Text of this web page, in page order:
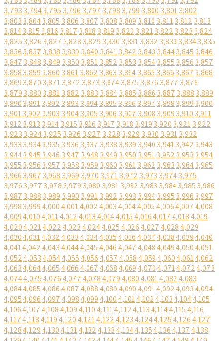
3,793 3,7943,795 3,796 3,797 3,798 3,799 3,800 3,8013,802
3,803 3,8043,805 3,806 3,807 3,808 3,809 3,810 3,8113,812 3,813
3,8143,815 3,816 3,817 3,818 3,819 3,820 3,8213,822 3,823 3,824
3,825 3,826 3,827 3,828 3,829 3,830 3,8313,832 3,833 3,8343,835
3,836 3,837 3,838 3,839 3,840 3,8413,842 3,843 3,8443,845 3,846
3,847 3,848 3,849 3,850 3,8513,852 3,853 3,8543,855 3,856 3,857
3,858 3,859 3,860 3,8613,862 3,863 3,8643,865 3,866 3,867 3,868
3,869 3,870 3,8713,872 3,873 3,8743,875 3,876 3,877 3,878
3,879 3,880 3,8813,882 3,883 3,8843,885 3,886 3,887 3,888 3,889
3,890 3,8913,892 3,893 3,8943,895 3,896 3,897 3,898 3,899 3,900
3,9013,902 3,903 3,9043,905 3,906 3,907 3,908 3,909 3,910 3,911
3,912 3,913 3,9143,915 3,916 3,917 3,918 3,919 3,920 3,9213,922
3,923 3,9243,925 3,926 3,927 3,928 3,929 3,930 3,9313,932
3,933 3,9343,935 3,936 3,937 3,938 3,939 3,940 3,9413,942 3,943
3,9443,945 3,946 3,947 3,948 3,949 3,950 3,9513,952 3,953 3,954
3,955 3,956 3,957 3,958 3,959 3,960 3,9613,962 3,963 3,9643,965
3,966 3,967 3,968 3,969 3,970 3,9713,972 3,973 3,9743,975
3,976 3,977 3,978 3,979 3,980 3,9813,982 3,983 3,9843,985 3,986
3,987 3,988 3,989 3,990 3,9913,992 3,993 3,9943,995 3,996 3,997
3,998 3,9994,0004,0014,0024,0034,0044,0054,0064,0074,008
4,0094,0104,0114,0124,0134,0144,0154,0164,0174,0184,019
4,0204,0214,0224,0234,0244,0254,0264,0274,0284,029
4,0304,0314,0324,0334,0344,0354,0364,0374,0384,0394,040
4,0414,0424,0434,0444,0454,0464,0474,0484,0494,0504,051
4,0524,0534,0544,0554,0564,0574,0584,0594,0604,0614,062
4,0634,0644,0654,0664,0674,0684,0694,0704,0714,0724,073
4,0744,0754,0764,0774,0784,0794,0804,0814,0824,083
4,0844,0854,0864,0874,0884,0894,0904,0914,0924,0934,094
4,0954,0964,0974,0984,0994,1004,1014,1024,1034,1044,105
4,1064,1074,1084,1094,1104,1114,1124,1134,1144,1154,116
4,1174,1184,1194,1204,1214,1224,1234,1244,1254,1264,127
4,1284,1294,1304,1314,1324,1334,1344,1354,1364,1374,138